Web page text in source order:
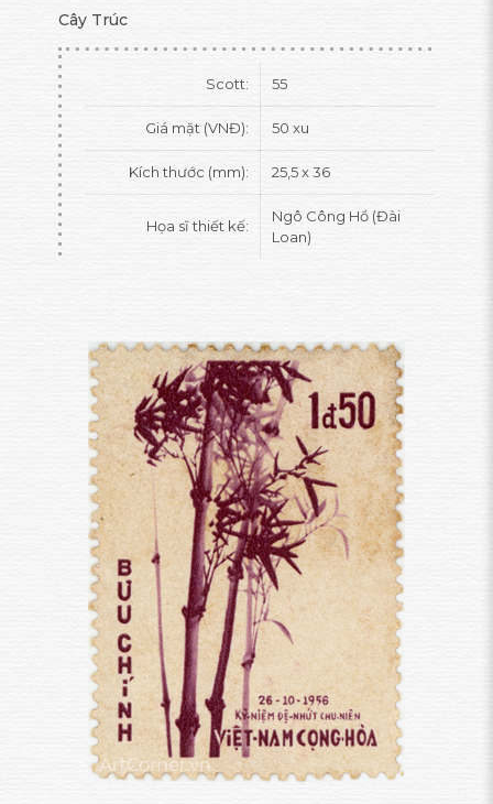
Cây Trúc
Scott: 55
Giá mặt (VNĐ): 50 xu
Kích thước (mm): 25,5 x 36
Họa sĩ thiết kế:
Ngô Công Hồ (Đài
Loan)